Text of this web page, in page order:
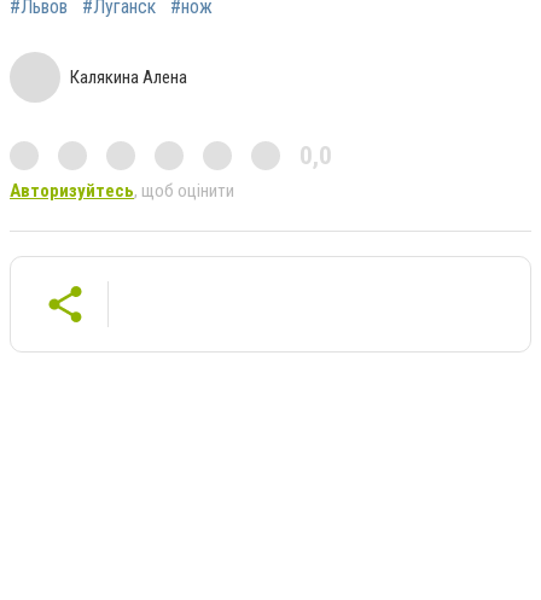
#Львов #Луганск #нож
Калякина Алена
0,0
Авторизуйтесь, щоб оцінити